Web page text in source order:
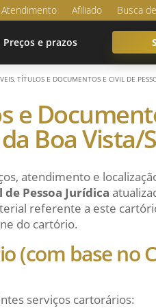
Afiliado Busca
Preços e prazos
TÍTULOS E DOCUMENTOS E CIVIL DE
e
Boa Vista/
atendimento e
Pessoa Jurídica
referente a este
do cartório.
(com base no
serviços cartorários: